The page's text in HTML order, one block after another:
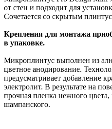
от стен и подходит для
Сочетается со скрытым
Крепления для монтажа
в упаковке.
Микроплинтус выполнен из
цветное анодирование.
предусматривает добавление
электролит. В результате на
прочная пленка нежного
шампанского.